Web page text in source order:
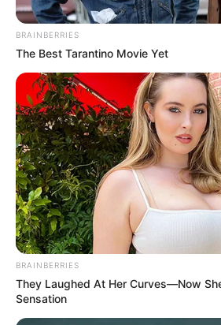
BRAINBERRIES
The Best Tarantino Movie Yet
BRAINBERRIES
They Laughed At Her Curves—Now
Sensation